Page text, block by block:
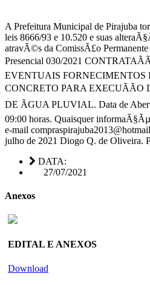
A Prefeitura Municipal de Pirajuba
leis 8666/93 e 10.520 e suas
atravÃ©s da ComissÃ£o
Presencial 030/2021
EVENTUAIS FORNECIMENTOS
CONCRETO PARA EXECUÃÃO
DE ÃGUA PLUVIAL. Data de
09:00 horas. Quaisquer
e-mail
julho de 2021 Diogo Q. de Oliveira.
DATA:
27/07/2021
Anexos
EDITAL E ANEXOS
Download